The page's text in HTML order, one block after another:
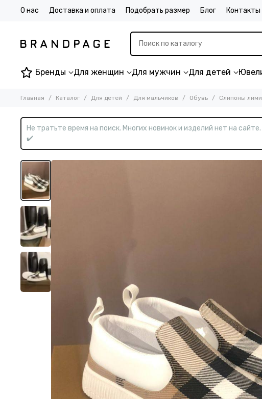
О нас Доставка и оплата Подобрать размер Блог Контакты
Бренды Для женщин Для мужчин Для детей
Главная Каталог Для детей Для мальчиков Обувь Слипоны
Не тратьте время на поиск. Многих новинок и изделий нет на
✔️